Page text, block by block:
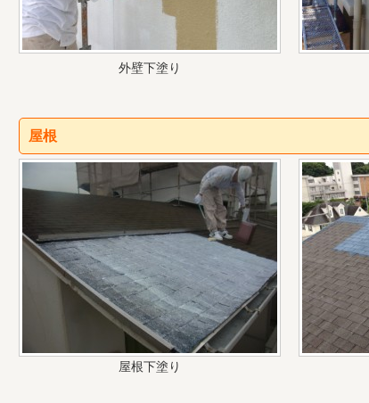
外壁下塗り
屋根
屋根下塗り